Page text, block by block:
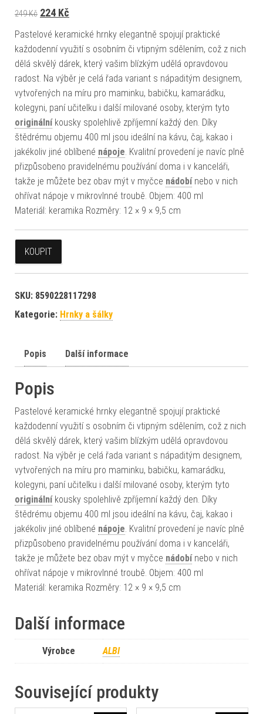
249Kč Původní cena byla: 249 Kč.
224 Kč
Pastelové keramické hrnky elegantně spojují praktické
každodenní využití s osobním či vtipným sdělením, což z nich
dělá skvělý dárek, který vašim blízkým udělá opravdovou
radost. Na výběr je celá řada variant s nápaditým designem,
vytvořených na míru pro maminku, babičku, kamarádku,
kolegyni, paní učitelku i další milované osoby, kterým tyto
originálníkousky spolehlivě zpříjemní každý den. Díky
štědrému objemu 400 ml jsou ideální na kávu, čaj, kakao i
jakékoliv jiné oblíbené nápoje. Kvalitní provedení je navíc plně
přizpůsobeno pravidelnému používání doma i v kanceláři,
takže je můžete bez obav mýt v myčce nádobínebo v nich
ohřívat nápoje v mikrovlnné troubě. Objem: 400 ml
Materiál: keramika Rozměry: 12 × 9 × 9,5 cm
KOUPIT
SKU: 8590228117298
Kategorie: Hrnky a šálky
Popis Další informace
Popis
Pastelové keramické hrnky elegantně spojují praktické
každodenní využití s osobním či vtipným sdělením, což z nich
dělá skvělý dárek, který vašim blízkým udělá opravdovou
radost. Na výběr je celá řada variant s nápaditým designem,
vytvořených na míru pro maminku, babičku, kamarádku,
kolegyni, paní učitelku i další milované osoby, kterým tyto
originálníkousky spolehlivě zpříjemní každý den. Díky
štědrému objemu 400 ml jsou ideální na kávu, čaj, kakao i
jakékoliv jiné oblíbené nápoje. Kvalitní provedení je navíc plně
přizpůsobeno pravidelnému používání doma i v kanceláři,
takže je můžete bez obav mýt v myčce nádobínebo v nich
ohřívat nápoje v mikrovlnné troubě. Objem: 400 ml
Materiál: keramika Rozměry: 12 × 9 × 9,5 cm
Další informace
Výrobce ALBI
Související produkty